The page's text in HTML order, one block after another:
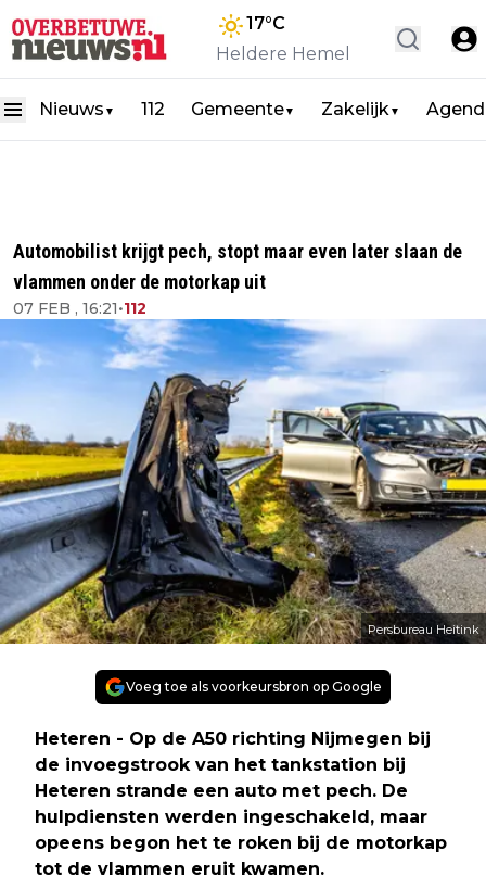
17°C
Heldere Hemel
Nieuws ▼ 112 Gemeente▼ Zakelijk▼
Automobilist krijgt pech, stopt maar even later slaan de
vlammen onder de motorkap uit
07 FEB , 16:21•112
Persbureau Heitink
Voeg toe als voorkeursbron op Google
Heteren - Op de A50 richting Nijmegen bij
de invoegstrook van het tankstation bij
Heteren strande een auto met pech. De
hulpdiensten werden ingeschakeld, maar
opeens begon het te roken bij de motorkap
tot de vlammen eruit kwamen.